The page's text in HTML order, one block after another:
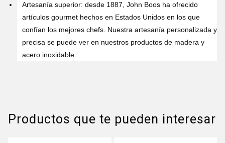
Artesanía superior: desde 1887, John Boos ha ofrecido
artículos gourmet hechos en Estados Unidos en los que
confían los mejores chefs. Nuestra artesanía personalizada y
precisa se puede ver en nuestros productos de madera y
acero inoxidable.
Productos que te pueden interesar